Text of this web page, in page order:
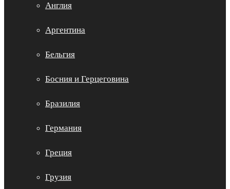
Англия
Аргентина
Бельгия
Босния и Герцеговина
Бразилия
Германия
Греция
Грузия